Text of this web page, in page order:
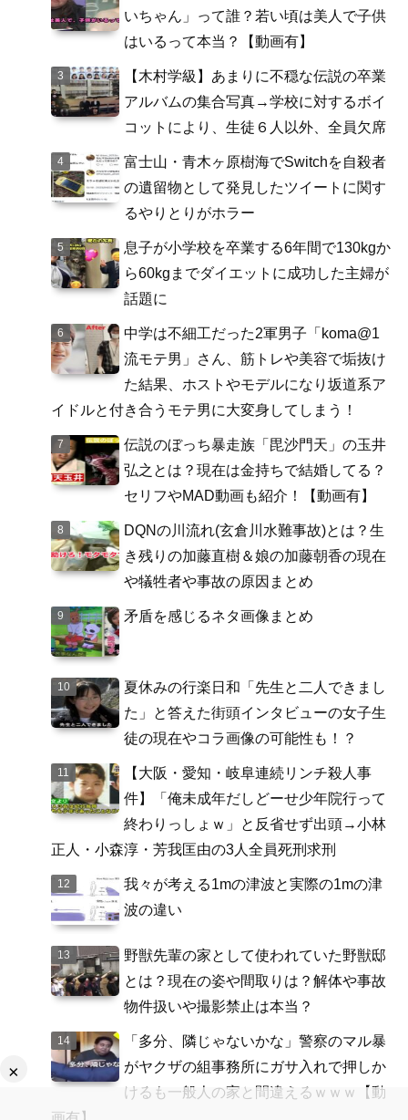
×
いちゃん」って誰？若い頃は美人で子供
はいるって本当？【動画有】
【木村学級】あまりに不穏な伝説の卒業
アルバムの集合写真→学校に対するボイ
コットにより、生徒６人以外、全員欠席
富士山・青木ヶ原樹海でSwitchを自殺者
の遺留物として発見したツイートに関す
るやりとりがホラー
息子が小学校を卒業する6年間で130kgか
ら60kgまでダイエットに成功した主婦が
話題に
中学は不細工だった2軍男子「koma@1
流モテ男」さん、筋トレや美容で垢抜け
た結果、ホストやモデルになり坂道系ア
イドルと付き合うモテ男に大変身してしまう！
伝説のぼっち暴走族「毘沙門天」の玉井
弘之とは？現在は金持ちで結婚してる？
セリフやMAD動画も紹介！【動画有】
DQNの川流れ(玄倉川水難事故)とは？生
き残りの加藤直樹＆娘の加藤朝香の現在
や犠牲者や事故の原因まとめ
矛盾を感じるネタ画像まとめ
夏休みの行楽日和「先生と二人できまし
た」と答えた街頭インタビューの女子生
徒の現在やコラ画像の可能性も！？
【大阪・愛知・岐阜連続リンチ殺人事
件】「俺未成年だしどーせ少年院行って
終わりっしょｗ」と反省せず出頭→小林
正人・小森淳・芳我匡由の3人全員死刑求刑
我々が考える1mの津波と実際の1mの津
波の違い
野獣先輩の家として使われていた野獣邸
とは？現在の姿や間取りは？解体や事故
物件扱いや撮影禁止は本当？
「多分、隣じゃないかな」警察のマル暴
がヤクザの組事務所にガサ入れで押しか
けるも一般人の家と間違えるｗｗｗ【動